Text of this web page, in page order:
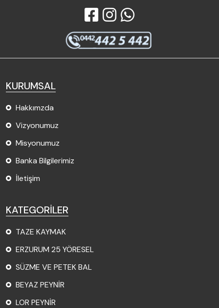
KURUMSAL
Hakkımzda
Vizyonumuz
Misyonumuz
Banka Bilgilerimiz
İletişim
KATEGORİLER
TAZE KAYMAK
ERZURUM 25 YÖRESEL
SÜZME VE PETEK BAL
BEYAZ PEYNİR
LOR PEYNİR